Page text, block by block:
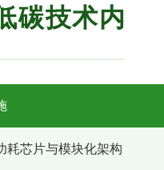
碳技术内
耗芯片与模块化架构